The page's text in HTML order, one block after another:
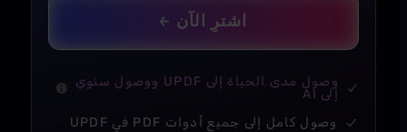
اشترِ الآن
وصول مدى الحياة إلى UPDF ووصول سنوي
إلى AI
وصول كامل إلى جميع أدوات PDF في UPDF